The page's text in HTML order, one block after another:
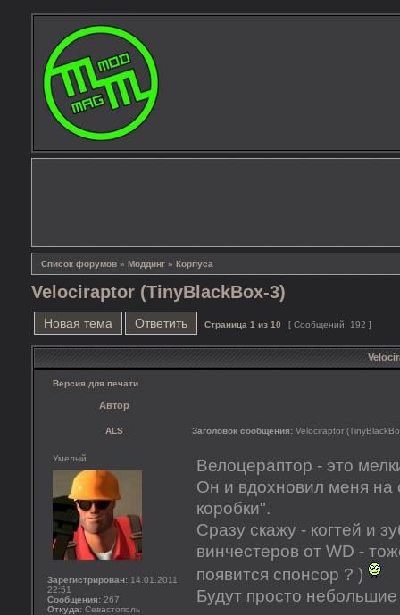
Список форумов » Моддинг » Корпуса
Velociraptor (TinyBlackBox-3)
Новая тема Ответить Страница 1 из 10 [ Сообщений: 192 ]
Версия для печати
Автор
ALS Заголовок сообщения: Velociraptor
Умелый
Зарегистрирован: 14.01.2011
22:51
Сообщения: 267
Откуда: Севастополь
Велоцераптор - это
Он и вдохновил меня на
коробки".
Сразу скажу - когтей и
винчестеров от WD -
появится спонсор ? )
Будут просто